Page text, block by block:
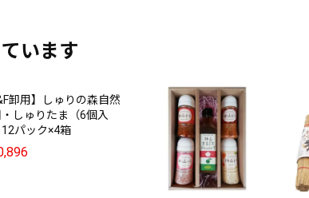
います
卸用】しゅりの森自然
しゅりたま（6個入
12パック×4箱